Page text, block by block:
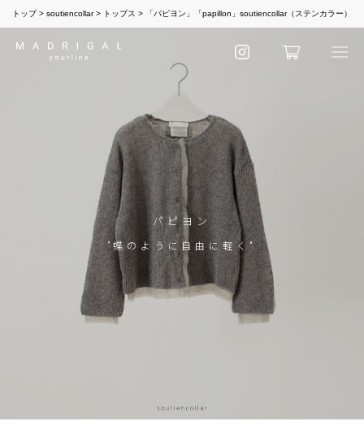
トップ soutiencollar トップス 「パピヨン」「papillon」soutiencollar（ステンカラー）
パピヨン
”蝶のように自由に軽く"